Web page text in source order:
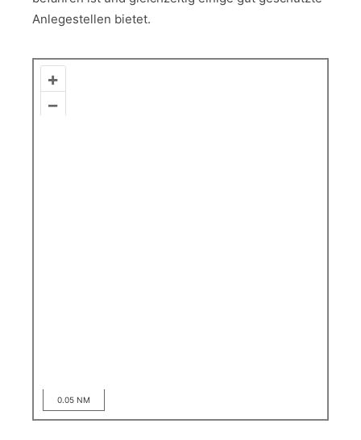
Anlegestellen bietet.
+
–
0.05 NM